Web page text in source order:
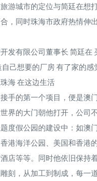
游城市的定位与简廷在想
，同时珠海市政府热情伸
发有限公司董事长 简廷在
己想要的厂房 有了家的感
海 在这边生活
手的第一个项目，便是澳
界的大门朝他打开，公司
度假公园的建设中：如澳
港海洋公园、美国和香港
店等等。同时他依旧保持
刻，从加工到制成，每一